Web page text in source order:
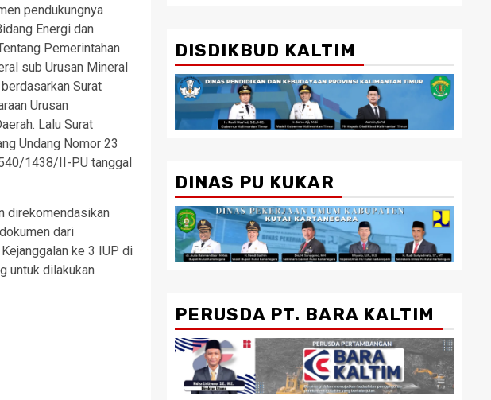
pendukungnya
Energi dan
Pemerintahan
sub Urusan Mineral
Surat
Urusan
Lalu Surat
Undang Nomor 23
1438/II-PU tanggal
direkomendasikan
dari
ke 3 IUP di
untuk dilakukan
DISDIKBUD KALTIM
DINAS PU KUKAR
PERUSDA PT. BARA KALTIM